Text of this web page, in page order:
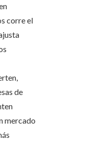
corre el
de
mercado